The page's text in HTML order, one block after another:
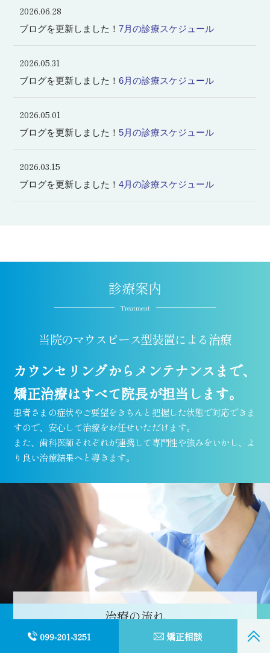
2026.06.28
ブログを更新しました！7月の診療スケジュール
2026.05.31
ブログを更新しました！6月の診療スケジュール
2026.05.01
ブログを更新しました！5月の診療スケジュール
2026.03.15
ブログを更新しました！4月の診療スケジュール
診療案内
Treatment
当院のマウスピース型装置による治療
カウンセリングからメンテナンスまで、
矯正治療はすべて院長が担当します。
患者さまの症状やご要望をきちんと把握した状態で対応できま
すので、安心して治療をお任せいただけます。
また、歯科医師それぞれが連携して専門性や強みをいかし、よ
り良い治療結果へと導きます。
治療の流れ
マウスピース型装置による治療は、3Dスキャナーに
099-201-3251 矯正相談